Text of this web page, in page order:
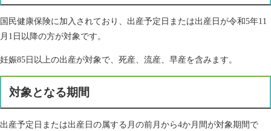
国民健康保険に加入されており、出産予定日または出産日が令和5年11
月1日以降の方が対象です。
妊娠85日以上の出産が対象で、死産、流産、早産を含みます。
対象となる期間
出産予定日または出産日の属する月の前月から4か月間が対象期間で